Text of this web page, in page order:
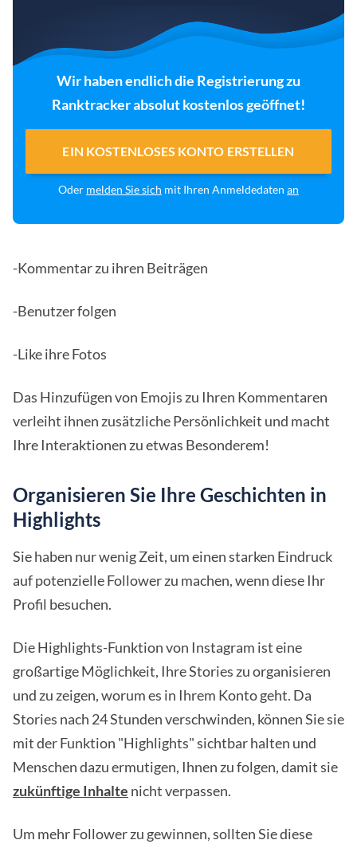
Wir haben endlich die Registrierung zu
Ranktracker absolut kostenlos geöffnet!
EIN KOSTENLOSES KONTO ERSTELLEN
Oder melden Sie sich mit Ihren Anmeldedaten an
-Kommentar zu ihren Beiträgen
-Benutzer folgen
-Like ihre Fotos
Das Hinzufügen von Emojis zu Ihren Kommentaren
verleiht ihnen zusätzliche Persönlichkeit und macht
Ihre Interaktionen zu etwas Besonderem!
Organisieren Sie Ihre Geschichten in
Highlights
Sie haben nur wenig Zeit, um einen starken Eindruck
auf potenzielle Follower zu machen, wenn diese Ihr
Profil besuchen.
Die Highlights-Funktion von Instagram ist eine
großartige Möglichkeit, Ihre Stories zu organisieren
und zu zeigen, worum es in Ihrem Konto geht. Da
Stories nach 24 Stunden verschwinden, können Sie sie
mit der Funktion "Highlights" sichtbar halten und
Menschen dazu ermutigen, Ihnen zu folgen, damit sie
zukünftige Inhalte nicht verpassen.
Um mehr Follower zu gewinnen, sollten Sie diese